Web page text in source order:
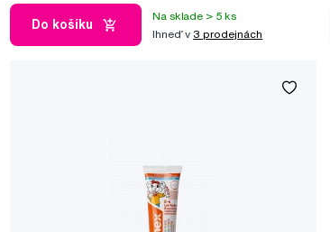
Do košíku
Na sklade > 5 ks
Ihneď v 3 prodejnách